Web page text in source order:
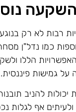
רבות לא רק
כמו נדל"ן
הללו
גמישות פיננסית.
להניב
אף לגלות